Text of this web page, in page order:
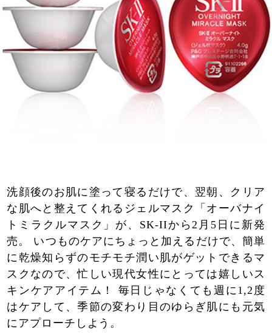
洗顔後のお肌に塗って寝るだけで、翌朝、クリア
な肌へと整えてくれるジェルマスク「オーバナイ
トミラクルマスク」が、SK-IIから2月5日に新発
売。 いつものケアにちょっと加えるだけで、簡単
に乾燥知らずのモチモチ潤い肌がゲットできるマ
スクなので、忙しい現代女性にとっては嬉しいス
キンケアアイテム！ 毎日じゃなくても週に1,2度
はケアして、季節の変わり目のゆらぎ肌にも元気
にアプローチしよう。